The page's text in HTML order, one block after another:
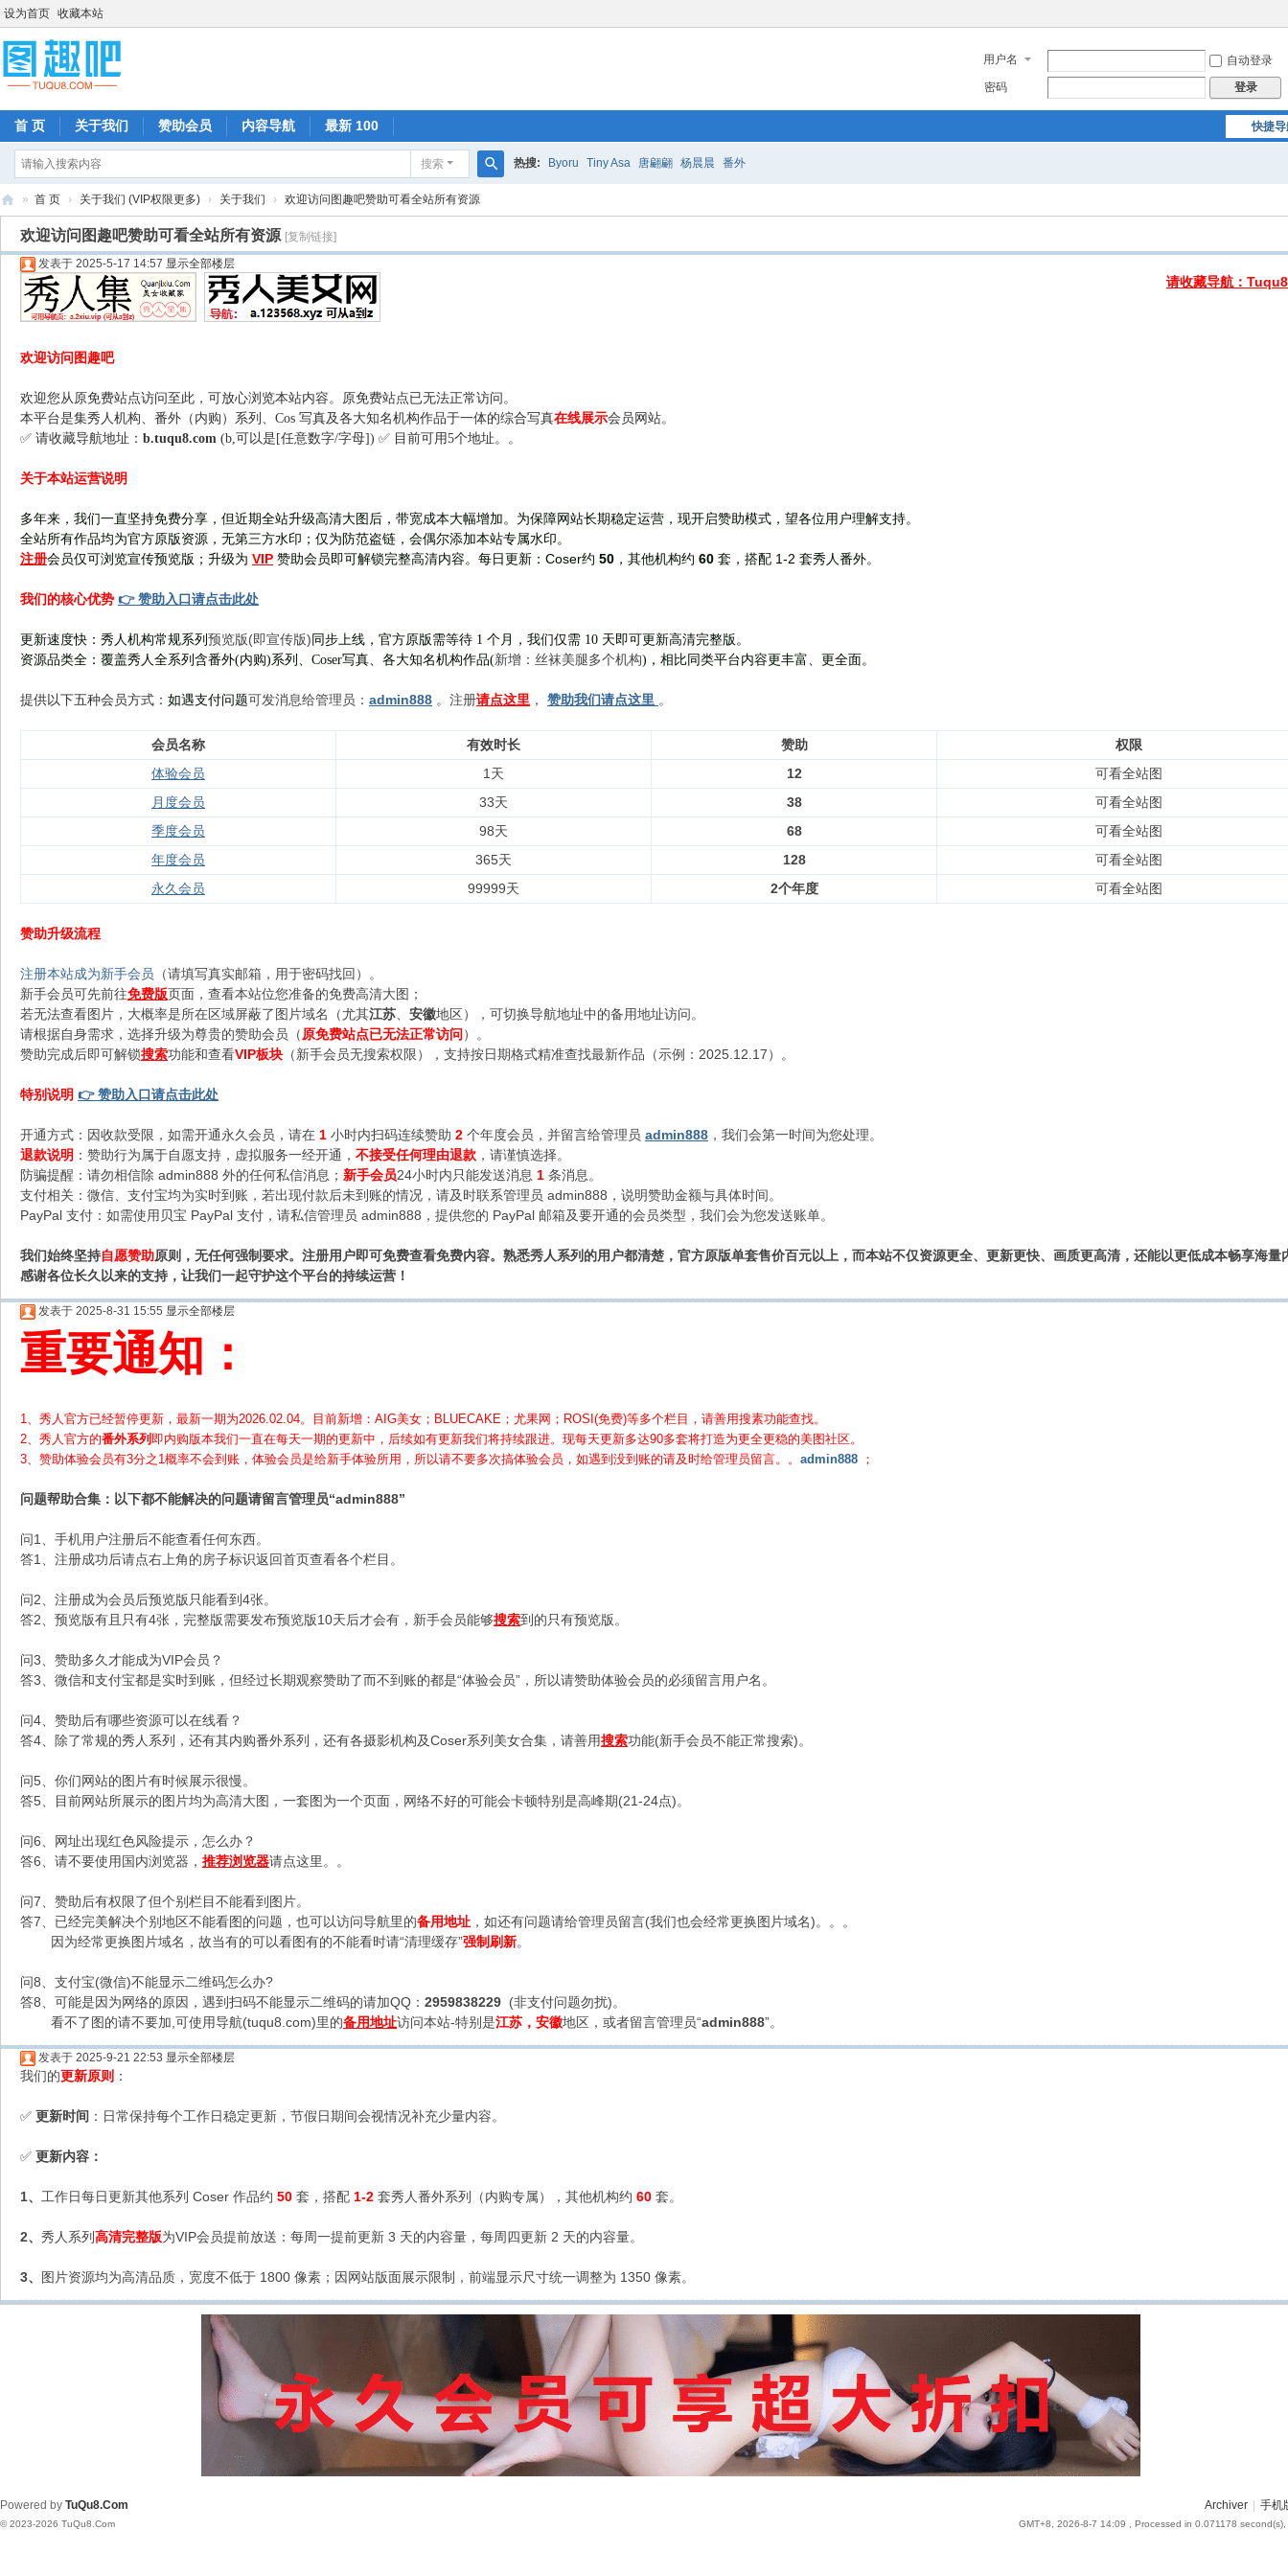
设为首页 收藏本站
用户名
自动登录
密码
登录
快捷
首 页 关于我们 赞助会员 内容导航 最新 100
搜索
索
热搜: Byoru Tiny Asa 唐翩翩 杨晨晨 番外
趣
» 首 页 › 关于我们 (VIP权限更多) › 关于我们 › 欢迎访问图趣吧赞助可看全站所有资源
欢迎访问图趣吧赞助可看全站所有资源 [复制链接]
发表于 2025-5-17 14:57 显示全部楼层
请收藏导航：
欢迎访问图趣吧
欢迎您从原免费站点访问至此，可放心浏览本站内容。原免费站点已无法正常访问。
本平台是集秀人机构、番外（内购）系列、Cos 写真及各大知名机构作品于一体的综合写真在线展示会员网站。
✅ 请收藏导航地址： b.tuqu8.com (b,可以是[任意数字/字母]) ✅ 目前可用5个地址。。
关于本站运营说明
多年来，我们一直坚持免费分享，但近期全站升级高清大图后，带宽成本大幅增加。为保障网站长期稳定运营，现开启赞助模式，望各位用户理解支持。
全站所有作品均为官方原版资源，无第三方水印；仅为防范盗链，会偶尔添加本站专属水印。
注册会员仅可浏览宣传预览版 ； 升级为 VIP 赞助会员即可解锁完整高清内容。每日更新： Coser约 50 ，其他机构约 60 套， 搭配 1-2 套秀人番外。
我们的核心优势 👉 赞助入口请点击此处
更新速度快：秀人机构常规系列 预览版(即宣传版) 同步上线，官方原版需等待 1 个月，我们仅需 10 天即可更新高清完整版。
资源品类全：覆盖秀人全系列含番外(内购)系列、Coser写真、各大知名机构作品(新增：丝袜美腿多个机构)，相比同类平台内容更丰富、更全面。
提供以下五种会员方式： 如遇支付问题可发消息给管理员： admin888 。注册请点这里 ， 赞助我们请点这里 。
会员名称 有效时长 赞助
权限
体验会员
1天 12
可看全站图
月度会员
33天 38
可看全站图
季度会员
98天 68
可看全站图
年度会员
365天 128
可看全站图
永久会员
99999天 2个年度 可看全站图
赞助升级流程
注册本站成为新手会员 （请填写真实邮箱，用于密码找回）。
新手会员可先前往免费版页面，查看本站位您准备的免费高清大图；
若无法查看图片，大概率是所在区域屏蔽了图片域名（尤其江苏 安徽地区），可切换导航地址中的备用地址访问。
请根据自身需求，选择升级为尊贵的赞助会员（原免费站点已无法正常访问 ）。
赞助完成后即可解锁搜索功能和查看VIP板块 （新手会员无搜索权限），支持按日期格式精准查找最新作品（示例：2025.12.17）。
特别说明 👉 赞助入口请点击此处
开通方式：因收款受限，如需开通永久会员，请在 1 小时内扫码连续赞助 2 个年度会员，并留言给管理员 admin888 ，我们会第一时间为您处理。
退款说明 ：赞助行为属于自愿支持，虚拟服务一经开通， 不接受任何理由退款 ，请谨慎选择。
防骗提醒：请勿相信除 admin888 外的任何私信消息； 新手会员24小时内只能发送消息 1 条消息。
支付相关：微信、支付宝均为实时到账，若出现付款后未到账的情况，请及时联系管理员 admin888，说明赞助金额与具体时间。
PayPal 支付：如需使用贝宝 PayPal 支付，请私信管理员 admin888，提供您的 PayPal 邮箱及要开通的会员类型，我们会为您发送账单。
我们始终坚持自愿赞助原则，无任何强制要求。注册用户即可免费查看免费内容。熟悉秀人系列的用户都清楚，官方原版单套售价百元以上，而本站不仅资源更全、更新更快、画质更高清，还能以更低成本畅享海量
感谢各位长久以来的支持，让我们一起守护这个平台的持续运营！
发表于 2025-8-31 15:55 显示全部楼层
重要通知：
1、秀人官方已经暂停更新，最新一期为2026.02.04。目前新增：AIG美女；BLUECAKE；尤果网；ROSI(免费)等多个栏目，请善用搜素功能查找。
2、 秀人官方的番外系列 即内购版本我们一直在每天一期的更新中，后续如有更新我们将持续跟进。现每天更新多达90多套将打造为更全更稳的美图社区。
3、赞助体验会员有3分之1概率不会到账，体验会员是给新手体验所用，所以请不要多次搞体验会员，如遇到没到账的请及时给管理员留言。。 admin888 ；
问题帮助合集 ：以下都不能解决的问题请留言管理员“admin888”
问1、手机用户注册后不能查看任何东西。
答1、注册成功后请点右上角的房子标识返回首页查看各个栏目。
问2、注册成为会员后预览版只能看到4张。
答2、预览版有且只有4张，完整版需要发布预览版10天后才会有，新手会员能够搜索到的只有预览版。
问3、赞助多久才能成为VIP会员？
答3、微信和支付宝都是实时到账，但经过长期观察赞助了而不到账的都是“体验会员”，所以请赞助体验会员的必须留言用户名。
问4、赞助后有哪些资源可以在线看？
答4、除了常规的秀人系列，还有其内购番外系列，还有各摄影机构及Coser系列美女合集，请善用搜索功能(新手会员不能正常搜索)。
问5、你们网站的图片有时候展示很慢。
答5、目前网站所展示的图片均为高清大图，一套图为一个页面，网络不好的可能会卡顿特别是高峰期(21-24点)。
问6、网址出现红色风险提示，怎么办？
答6、请不要使用国内浏览器， 推荐浏览器请点这里。。
问7、赞助后有权限了但个别栏目不能看到图片。
答7、已经完美解决个别地区不能看图的问题，也可以访问导航里的备用地址 ，如还有问题请给管理员留言(我们也会经常更换图片域名)。。。
因为经常更换图片域名，故当有的可以看图有的不能看时请“清理缓存”强制刷新。
问8、支付宝(微信)不能显示二维码怎么办?
答8、可能是因为网络的原因，遇到扫码不能显示二维码的请加QQ： 2959838229 (非支付问题勿扰)。
看不了图的请不要加,可使用导航(tuqu8.com)里的备用地址访问本站-特别是江苏，安徽地区，或者留言管理员“admin888”。
发表于 2025-9-21 22:53 显示全部楼层
我们的更新原则 ：
✅ 更新时间 ：日常保持每个工作日稳定更新，节假日期间会视情况补充少量内容。
✅ 更新内容：
1、 工作日每日更新其他系列 Coser 作品约 50 套，搭配 1-2 套秀人番外系列（内购专属），其他机构约 60 套。
2、 秀人系列高清完整版为VIP会员提前放送：每周一提前更新 3 天的内容量，每周四更新 2 天的内容量。
3、 图片资源均为高清品质，宽度不低于 1800 像素；因网站版面展示限制，前端显示尺寸统一调整为 1350 像素。
Archiver 手机
GMT+8, 2026-8-7 14:09 , Processed in 0.071178
Powered by TuQu8.Com
© 2023-2026 TuQu8.Com